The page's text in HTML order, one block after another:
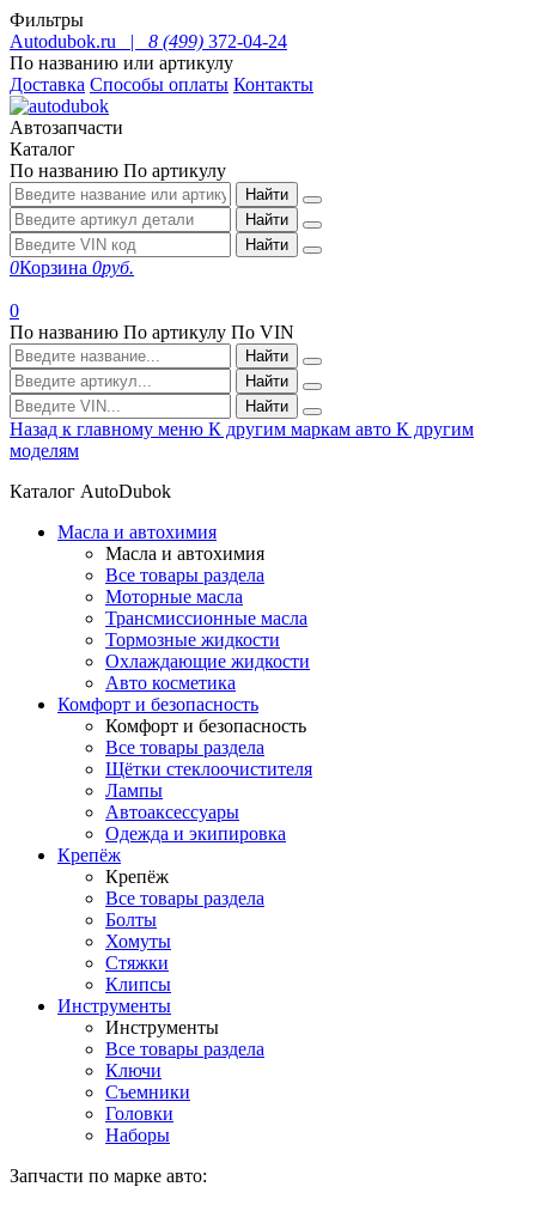
Фильтры
Autodubok.ru |
8 (499) 372-04-24
По названию или артикулу
Доставка Способы оплаты Контакты
Автозапчасти
Каталог
По названию По артикулу
Найти
Найти
Найти
0Корзина 0руб.
0
По названию По артикулу По VIN
Найти
Найти
Найти
Назад к главному меню К другим маркам авто К другим
моделям
Каталог AutoDubok
Масла и автохимия
Масла и автохимия
Все товары раздела
Моторные масла
Трансмиссионные масла
Тормозные жидкости
Охлаждающие жидкости
Авто косметика
Комфорт и безопасность
Комфорт и безопасность
Все товары раздела
Щётки стеклоочистителя
Лампы
Автоаксессуары
Одежда и экипировка
Крепёж
Крепёж
Все товары раздела
Болты
Хомуты
Стяжки
Клипсы
Инструменты
Инструменты
Все товары раздела
Ключи
Съемники
Головки
Наборы
Запчасти по марке авто: